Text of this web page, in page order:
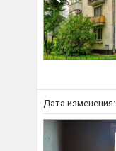
Дата изменения: